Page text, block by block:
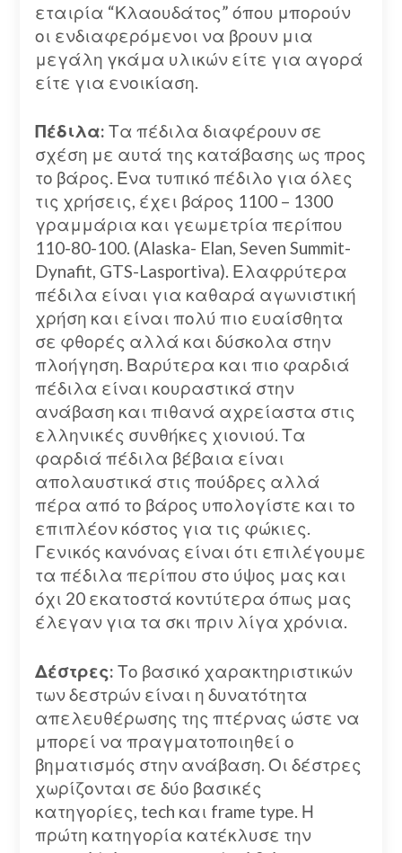
εταιρία “Κλαουδάτος” όπου μπορούν
οι ενδιαφερόμενοι να βρουν μια
μεγάλη γκάμα υλικών είτε για αγορά
είτε για ενοικίαση.
Πέδιλα: Τα πέδιλα διαφέρουν σε
σχέση με αυτά της κατάβασης ως προς
το βάρος. Ένα τυπικό πέδιλο για όλες
τις χρήσεις, έχει βάρος 1100 – 1300
γραμμάρια και γεωμετρία περίπου
110-80-100. (Alaska- Elan, Seven Summit-
Dynafit, GTS-Lasportiva). Ελαφρύτερα
πέδιλα είναι για καθαρά αγωνιστική
χρήση και είναι πολύ πιο ευαίσθητα
σε φθορές αλλά και δύσκολα στην
πλοήγηση. Βαρύτερα και πιο φαρδιά
πέδιλα είναι κουραστικά στην
ανάβαση και πιθανά αχρείαστα στις
ελληνικές συνθήκες χιονιού. Τα
φαρδιά πέδιλα βέβαια είναι
απολαυστικά στις πούδρες αλλά
πέρα από το βάρος υπολογίστε και το
επιπλέον κόστος για τις φώκιες.
Γενικός κανόνας είναι ότι επιλέγουμε
τα πέδιλα περίπου στο ύψος μας και
όχι 20 εκατοστά κοντύτερα όπως μας
έλεγαν για τα σκι πριν λίγα χρόνια.
Δέστρες: Το βασικό χαρακτηριστικών
των δεστρών είναι η δυνατότητα
απελευθέρωσης της πτέρνας ώστε να
μπορεί να πραγματοποιηθεί ο
βηματισμός στην ανάβαση. Οι δέστρες
χωρίζονται σε δύο βασικές
κατηγορίες, tech και frame type. Η
πρώτη κατηγορία κατέκλυσε την